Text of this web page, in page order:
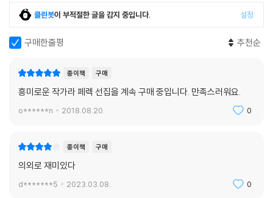
명성을, 부동성을, 존재하지 않기를 배운다. 너는 하나의 그림자가 되는 법
--- p.49
회는 정처 없다.
미셸 페로가 말한 대로, 페렉의 이 소설의 제사에 인용된 카프카의 계획은
이렇게 성취된다. 실존주의자들이 무기력과 권태로부터 내지른 외침, 페렉
다시 새롭게 앓아내야 하는 모든 개인의 생(운명)을 겨냥하고 있다.
“너는 더이상, 이 세계의, 역사가 더는 손길을 내뻗지 못하는 세계의, 비가
도, 투명한 사람도 아니다. 너는 공포를 느낀다, 너는 기다린다, 클리시 광
장에서, 내리는 비가 멎기를, 기다린다”(본문 122쪽)
클린봇이 부적절한 글을 감지 중입니다. 설정
구매한줄평 추천순
종이책 구매
흥미로운 작가라 페렉 선집을 계속 구매 중입니다. 만족스러워요.
o******n 2018.08.20. 0
종이책 구매
의외로 재미있다
d*******5 2023.03.08. 0